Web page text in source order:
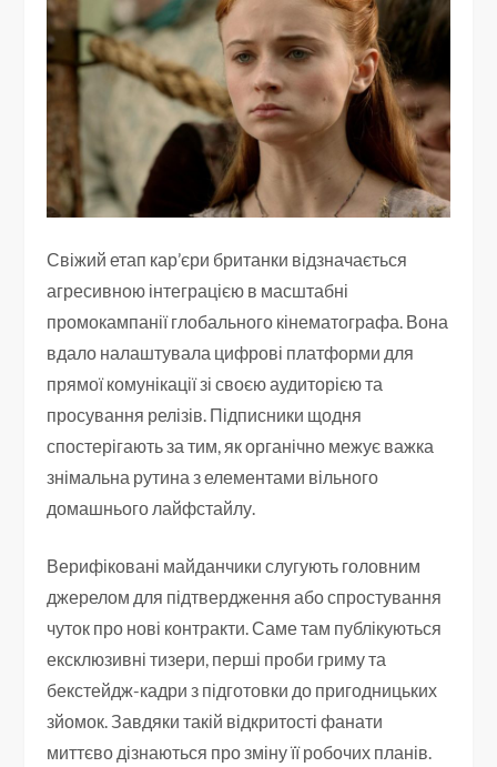
Свіжий етап кар’єри британки відзначається
агресивною інтеграцією в масштабні
промокампанії глобального кінематографа. Вона
вдало налаштувала цифрові платформи для
прямої комунікації зі своєю аудиторією та
просування релізів. Підписники щодня
спостерігають за тим, як органічно межує важка
знімальна рутина з елементами вільного
домашнього лайфстайлу.
Верифіковані майданчики слугують головним
джерелом для підтвердження або спростування
чуток про нові контракти. Саме там публікуються
ексклюзивні тизери, перші проби гриму та
бекстейдж-кадри з підготовки до пригодницьких
зйомок. Завдяки такій відкритості фанати
миттєво дізнаються про зміну її робочих планів.